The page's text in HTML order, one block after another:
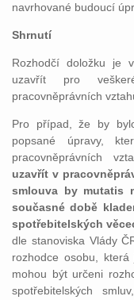
navrhované budoucí
Shrnutí
Rozhodčí doložku je
uzavřít pro
pracovněprávních
Pro případ, že by
popsané úpravy,
pracovněprávních
uzavřít v
smlouva by mutatis
současné době
spotřebitelských
dle stanoviska Vlády
rozhodce osobu,
mohou být určeni
spotřebitelských